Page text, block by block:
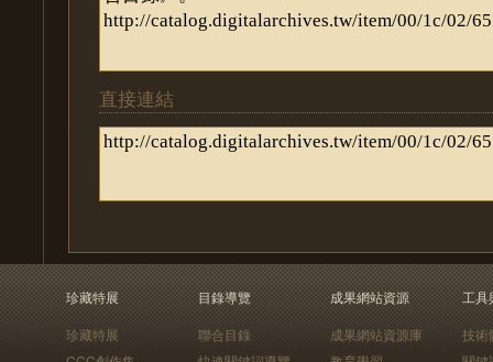
直接連結
珍藏特展
珍藏特展
目錄導覽
聯合目錄
成果網站資源
成果網站資源庫
工具
技術